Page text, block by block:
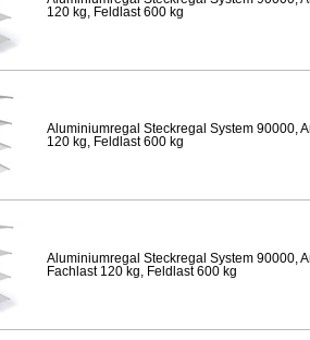
120 kg, Feldlast 600 kg
Aluminiumregal Steckregal System 90000,
120 kg, Feldlast 600 kg
Aluminiumregal Steckregal System 90000,
Fachlast 120 kg, Feldlast 600 kg